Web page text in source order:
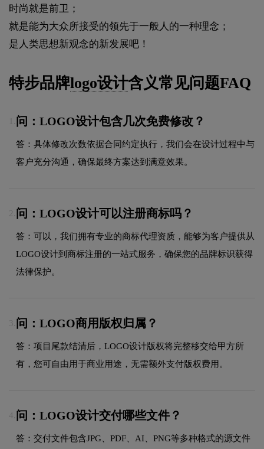
时尚就是前卫；
就是能为大众所接受的领先于一般人的一种理念；
是人类思想新观念的新发展吧！
特步品牌logo设计含义常见问题FAQ
问：LOGO设计包含几次免费修改？
答：具体修改次数依据合同约定执行，我们会在设计过程中与
客户充分沟通，确保最终方案达到满意效果。
2. 问：LOGO设计可以注册商标吗？
答：可以，我们拥有专业的商标代理资质，能够为客户提供从
LOGO设计到商标注册的一站式服务，确保您的品牌标识获得
法律保护。
3. 问：LOGO商用版权归属？
答：项目尾款结清后，LOGO设计版权将完整移交给甲方所
有，您可自由用于商业用途，无需额外支付版权费用。
4. 问：LOGO设计交付哪些文件？
答：交付文件包含JPG、PDF、AI、PNG等多种格式的源文件